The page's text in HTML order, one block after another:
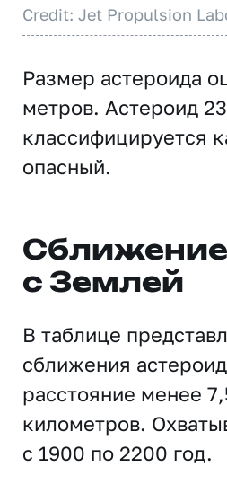
Credit: Jet Propulsion
Размер астероида
метров. Астероид
классифицируется
опасный.
с Землей
В таблице
сближения
расстояние менее
километров.
с 1900 по 2200 год.